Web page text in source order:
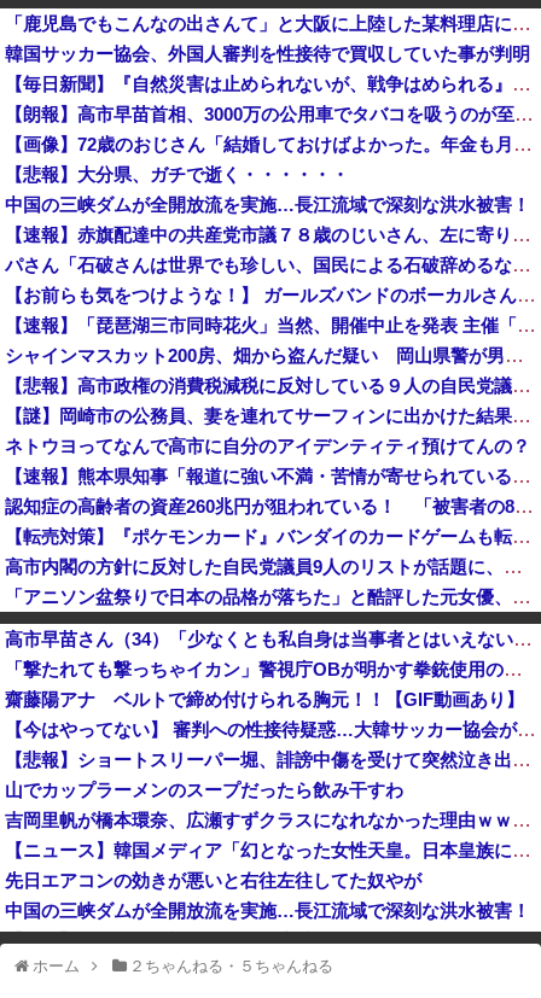
「鹿児島でもこんなの出さんて」と大阪に上陸した某料理店に批判殺到、鹿児島の養鶏家とタッグを組んだところで……
韓国サッカー協会、外国人審判を性接待で買収していた事が判明
【毎日新聞】『自然災害は止められないが、戦争はめられる』イオンモール熊本で被災の高校生平和誓う
【朗報】高市早苗首相、3000万の公用車でタバコを吸うのが至福の時間他
【画像】72歳のおじさん「結婚しておけばよかった。年金も月18万しか貰えない。もう人生終わり」
【悲報】大分県、ガチで逝く・・・・・・
中国の三峡ダムが全開放流を実施…長江流域で深刻な洪水被害！
【速報】赤旗配達中の共産党市議７８歳のじいさん、左に寄りすぎたか車で民家当て逃げ
パさん「石破さんは世界でも珍しい、国民による石破辞めるなデモが自然発生した総理大臣です」
【お前らも気をつけような！】 ガールズバンドのボーカルさん、客席ダイブした結果『こう』なってしまいお気持ち表明してしまう…
【速報】「琵琶湖三市同時花火」当然、開催中止を発表 主催「今後案内するので個別返信できません」返金明言なく今後ご案内で終わる
シャインマスカット200房、畑から盗んだ疑い 岡山県警が男を逮捕 倉敷市 [8/9]
【悲報】高市政権の消費税減税に反対している９人の自民党議員が全て判明！！！！ やっぱりコイツラかｗｗｗｗｗ
【謎】岡崎市の公務員、妻を連れてサーフィンに出かけた結果・・・
ネトウヨってなんで高市に自分のアイデンティティ預けてんの？
【速報】熊本県知事「報道に強い不満・苦情が寄せられている」→TBSの報道特集がまさにそれな件
認知症の高齢者の資産260兆円が狙われている！ 「被害者の8割がだまされた認識なし」
【転売対策】『ポケモンカード』バンダイのカードゲームも転売対策にマイナンバー導入開始、今月から抽選販売に本人認証、公式大会にも「効果バツグン」
高市内閣の方針に反対した自民党議員9人のリストが話題に、「岩屋はどこへ行った？」との指摘もあるが……
「アニソン盆祭りで日本の品格が落ちた」と酷評した元女優、「あんたが品格を語るのかよ！」と総ツッコミを食らってしまい……
【神対応】？「あなたのせいで神戸が反中イメージになって中国人が来なくなる！」 → 神戸市議「で？」ｗｗｗｗｗｗｗｗｗｗｗｗｗｗｗ
防衛費、過去最大の約8兆9千億円要求へ…予算案で膨張、迎撃用無人機・AIなど導入！
【悲報】彫り師さん、ぶちまける「タトゥー入れてるヤツ全員バカです」「すごい民度低いです」「一言目でバカだなってわかります全員」
【悲報】高市総理の悲願「消費税1％」表明も支持率初の6割切り
高市早苗さん（34）「少なくとも私自身は当事者とはいえない世代ですから、反省なんかしておりませんし、反省を求められるいわれもないと思っております」
「撃たれても撃っちゃイカン」警視庁OBが明かす拳銃使用の葛藤…河内長野「2発で射殺」なぜ起きた？！
齋藤陽アナ ベルトで締め付けられる胸元！！【GIF動画あり】
【今はやってない】 審判への性接待疑惑…大韓サッカー協会が声明「現在は一切発生していない」
【悲報】ショートスリーパー堀、誹謗中傷を受けて突然泣き出すwww
山でカップラーメンのスープだったら飲み干すわ
吉岡里帆が橋本環奈、広瀬すずクラスになれなかった理由ｗｗｗｗｗｗ
【ニュース】韓国メディア「幻となった女性天皇。日本皇族に韓半島の男の血が入る可能性がゼロに・・・」
先日エアコンの効きが悪いと右往左往してた奴やが
中国の三峡ダムが全開放流を実施…長江流域で深刻な洪水被害！
【速報】 バスローブ姿の秋田県幹部職員による記者会見問題、ラブホテルからの参加だと特定「体調が優れなかったため...」とは何だったのか
ホーム ２ちゃんねる・５ちゃんねる